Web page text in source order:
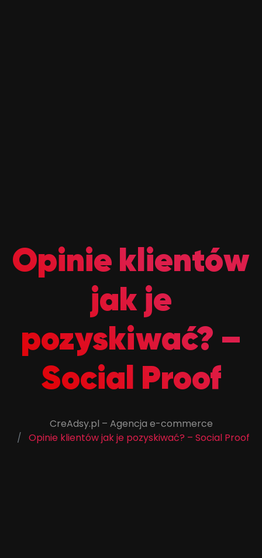
Opinie klientów
jak je
pozyskiwać? –
Social Proof
CreAdsy.pl – Agencja e-commerce
Opinie klientów jak je pozyskiwać? – Social Proof